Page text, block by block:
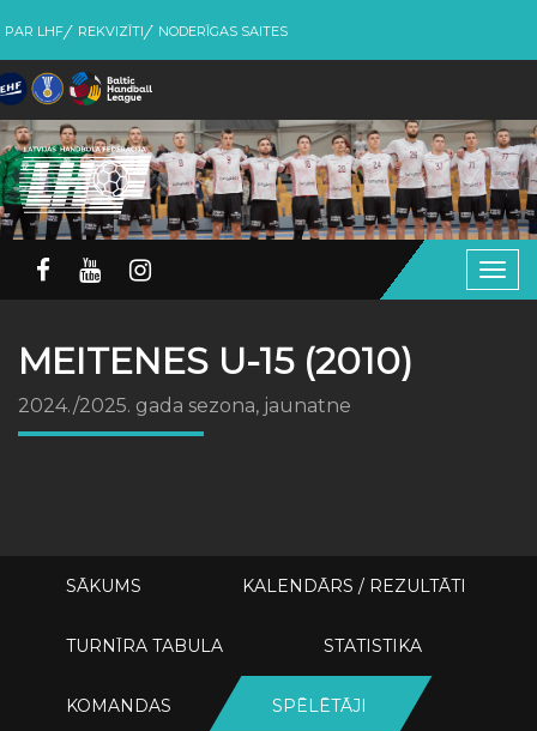
PAR LHF REKVIZĪTI NODERĪGAS SAITES
MEITENES U-15 (2010)
2024./2025. gada sezona, jaunatne
SĀKUMS KALENDĀRS / REZULTĀTI
TURNĪRA TABULA STATISTIKA
KOMANDAS SPĒLĒTĀJI